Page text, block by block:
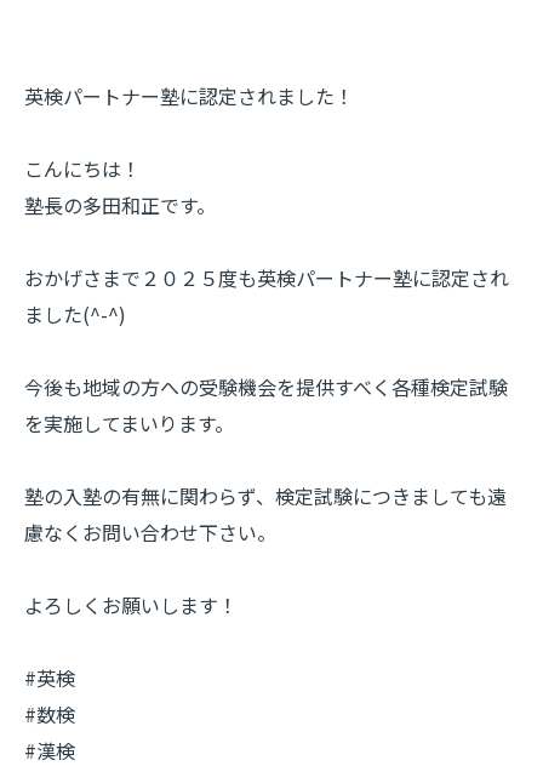
英検パートナー塾に認定されました！
こんにちは！
塾長の多田和正です。
おかげさまで２０２５度も英検パートナー塾に認定され
ました(^-^)
今後も地域の方への受験機会を提供すべく各種検定試験
を実施してまいります。
塾の入塾の有無に関わらず、検定試験につきましても遠
慮なくお問い合わせ下さい。
よろしくお願いします！
#英検
#数検
#漢検